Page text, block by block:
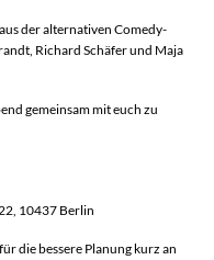
der alternativen Comedy-
Richard Schäfer und Maja
gemeinsam mit euch zu
10437 Berlin
die bessere Planung kurz an